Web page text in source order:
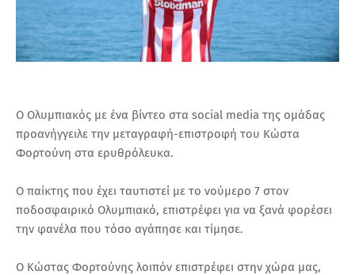
Ο Ολυμπιακός με ένα βίντεο στα social media της ομάδας
προανήγγειλε την μεταγραφή-επιστροφή του Κώστα
Φορτούνη στα ερυθρόλευκα.
Ο παίκτης που έχει ταυτιστεί με το νούμερο 7 στον
ποδοσφαιρικό Ολυμπιακό, επιστρέφει για να ξανά φορέσει
την φανέλα που τόσο αγάπησε και τίμησε.
Ο Κώστας Φορτούνης λοιπόν επιστρέφει στην χώρα μας,